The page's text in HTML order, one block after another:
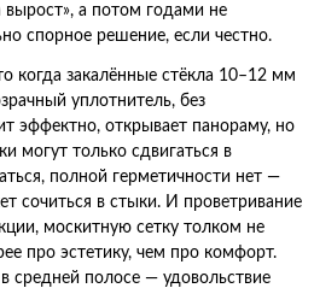
вырост», а потом годами не
спорное решение, если честно.
когда закалённые стёкла 10–12 мм
уплотнитель, без
эффектно, открывает панораму, но
могут только сдвигаться в
полной герметичности нет —
сочиться в стыки. И проветривание
москитную сетку толком не
про эстетику, чем про комфорт.
средней полосе — удовольствие